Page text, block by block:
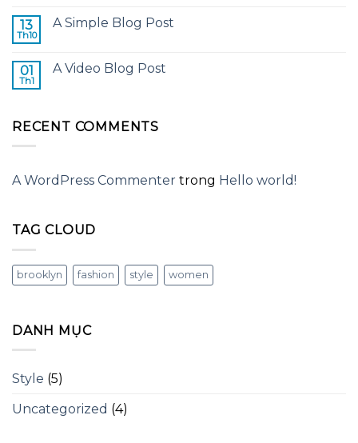
13
Th10
A Simple Blog Post
01
Th1
A Video Blog Post
RECENT COMMENTS
A WordPress Commenter trong Hello world!
TAG CLOUD
brooklyn fashion style women
DANH MỤC
Style (5)
Uncategorized (4)